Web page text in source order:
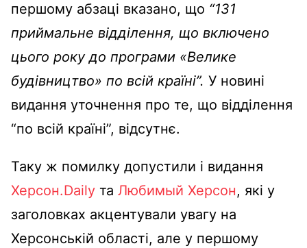
першому абзаці вказано, що “131
приймальне відділення, що включено
цього року до програми «Велике
будівництво» по всій країні”. У новині
видання уточнення про те, що відділення
“по всій країні”, відсутнє.
Таку ж помилку допустили і видання
Херсон.Daily та Любимый Херсон, які у
заголовках акцентували увагу на
Херсонській області, але у першому